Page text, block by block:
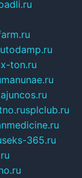
x-ton.ru
manunae.ru
splclub.ru
seks-365.ru